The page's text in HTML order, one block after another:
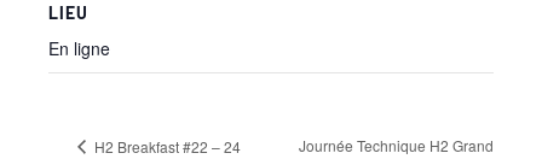
LIEU
En ligne
H2 Breakfast #22 – 24 Journée Technique H2 Grand